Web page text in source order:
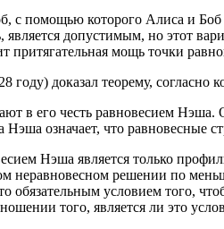
с помощью которого Алиса и
является допустимым, но этот
притягательная мощь точки
доказал теорему, согласно
в его честь равновесием
означает, что равновесные
Нэша является только
неравновесном решении по
обязательным условием того,
того, является ли это